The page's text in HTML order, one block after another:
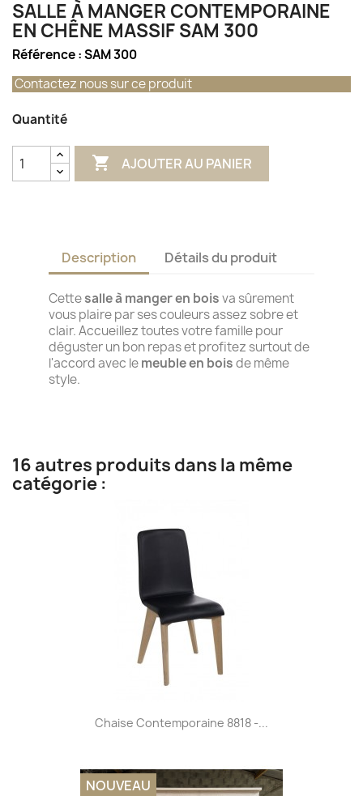
SALLE À MANGER CONTEMPORAINE
EN CHÊNE MASSIF SAM 300
Référence :SAM 300
Contactez nous sur ce produit
Quantité
 AJOUTER AU PANIER
Description Détails du produit
Cettesalle à manger en boisva sûrement
vous plaire par ses couleurs assez sobre et
clair. Accueillez toutes votre famille pour
déguster un bon repas et profitez surtout de
l'accord avec lemeuble en boisde même
style.
16 autres produits dans la même
catégorie :
Chaise Contemporaine 8818 -...
NOUVEAU